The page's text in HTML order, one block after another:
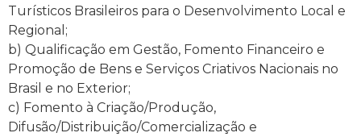
Turísticos Brasileiros para o Desenvolvimento Local e
Regional;
b) Qualificação em Gestão, Fomento Financeiro e
Promoção de Bens e Serviços Criativos Nacionais no
Brasil e no Exterior;
c) Fomento à Criação/Produção,
Difusão/Distribuição/Comercialização e